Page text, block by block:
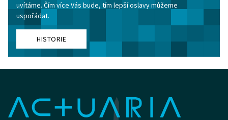
uvítáme. Čím více Vás bude, tím lepší oslavy můžeme
uspořádat.
HISTORIE